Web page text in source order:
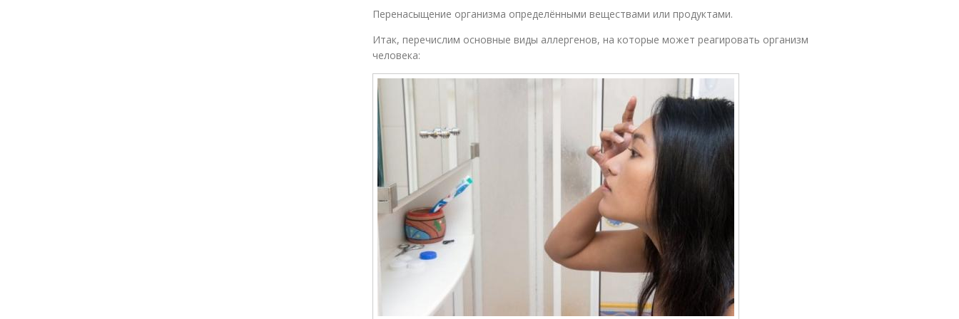
Перенасыщение организма определёнными веществами или продуктами.
Итак, перечислим основные виды аллергенов, на которые может реагировать организм
человека: